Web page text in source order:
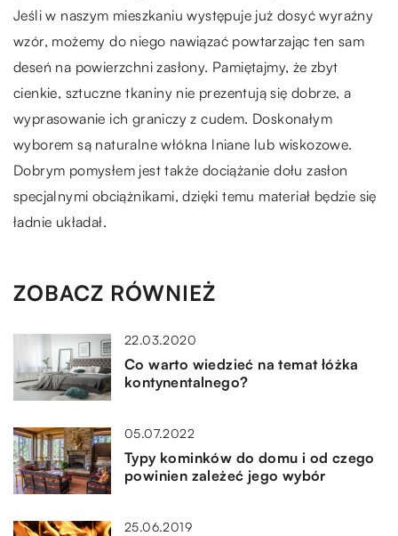
Jeśli w naszym mieszkaniu występuje już dosyć wyraźny
wzór, możemy do niego nawiązać powtarzając ten sam
deseń na powierzchni zasłony. Pamiętajmy, że zbyt
cienkie, sztuczne tkaniny nie prezentują się dobrze, a
wyprasowanie ich graniczy z cudem. Doskonałym
wyborem są naturalne włókna lniane lub wiskozowe.
Dobrym pomysłem jest także dociążanie dołu zasłon
specjalnymi obciążnikami, dzięki temu materiał będzie się
ładnie układał.
ZOBACZ RÓWNIEŻ
22.03.2020
Co warto wiedzieć na temat łóżka
kontynentalnego?
05.07.2022
Typy kominków do domu i od czego
powinien zależeć jego wybór
25.06.2019